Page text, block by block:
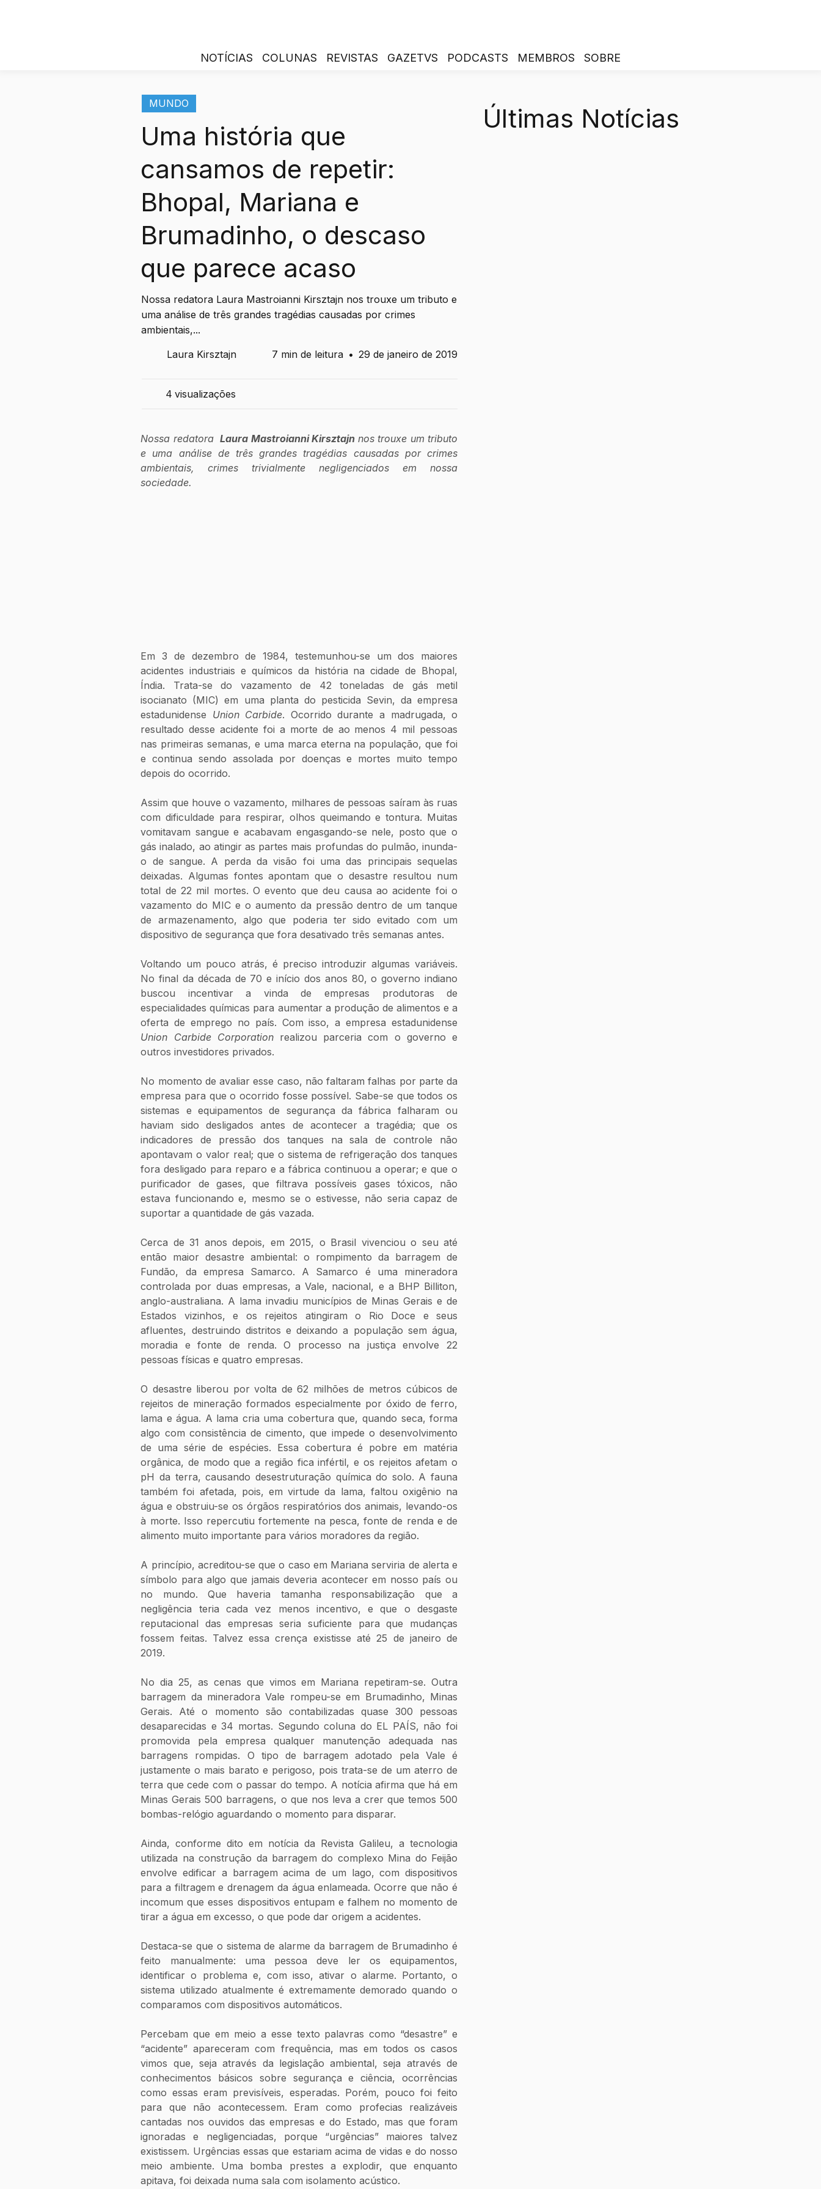
NOTÍCIAS COLUNAS REVISTAS GAZETVS PODCASTS MEMBROS SOBRE
MUNDO
Uma história que
cansamos de repetir:
Bhopal, Mariana e
Brumadinho, o descaso
que parece acaso
Nossa redatora Laura Mastroianni Kirsztajn nos trouxe um tributo e
uma análise de três grandes tragédias causadas por crimes
ambientais,...
Laura Kirsztajn
7 min de leitura • 29 de janeiro de 2019
4 visualizações
Nossa redatora Laura Mastroianni Kirsztajn nos trouxe um tributo
e uma análise de três grandes tragédias causadas por crimes
ambientais, crimes trivialmente negligenciados em nossa
sociedade.
Em 3 de dezembro de 1984, testemunhou-se um dos maiores
acidentes industriais e químicos da história na cidade de Bhopal,
Índia. Trata-se do vazamento de 42 toneladas de gás metil
isocianato (MIC) em uma planta do pesticida Sevin, da empresa
estadunidense Union Carbide. Ocorrido durante a madrugada, o
resultado desse acidente foi a morte de ao menos 4 mil pessoas
nas primeiras semanas, e uma marca eterna na população, que foi
e continua sendo assolada por doenças e mortes muito tempo
depois do ocorrido.
Assim que houve o vazamento, milhares de pessoas saíram às ruas
com dificuldade para respirar, olhos queimando e tontura. Muitas
vomitavam sangue e acabavam engasgando-se nele, posto que o
gás inalado, ao atingir as partes mais profundas do pulmão, inunda-
o de sangue. A perda da visão foi uma das principais sequelas
deixadas. Algumas fontes apontam que o desastre resultou num
total de 22 mil mortes. O evento que deu causa ao acidente foi o
vazamento do MIC e o aumento da pressão dentro de um tanque
de armazenamento, algo que poderia ter sido evitado com um
dispositivo de segurança que fora desativado três semanas antes.
Voltando um pouco atrás, é preciso introduzir algumas variáveis.
No final da década de 70 e início dos anos 80, o governo indiano
buscou incentivar a vinda de empresas produtoras de
especialidades químicas para aumentar a produção de alimentos e a
Union Carbide Corporation realizou parceria com o governo e
outros investidores privados.
No momento de avaliar esse caso, não faltaram falhas por parte da
empresa para que o ocorrido fosse possível. Sabe-se que todos os
sistemas e equipamentos de segurança da fábrica falharam ou
haviam sido desligados antes de acontecer a tragédia; que os
indicadores de pressão dos tanques na sala de controle não
apontavam o valor real; que o sistema de refrigeração dos tanques
fora desligado para reparo e a fábrica continuou a operar; e que o
purificador de gases, que filtrava possíveis gases tóxicos, não
estava funcionando e, mesmo se o estivesse, não seria capaz de
suportar a quantidade de gás vazada.
Cerca de 31 anos depois, em 2015, o Brasil vivenciou o seu até
então maior desastre ambiental: o rompimento da barragem de
Fundão, da empresa Samarco. A Samarco é uma mineradora
controlada por duas empresas, a Vale, nacional, e a BHP Billiton,
anglo-australiana. A lama invadiu municípios de Minas Gerais e de
Estados vizinhos, e os rejeitos atingiram o Rio Doce e seus
afluentes, destruindo distritos e deixando a população sem água,
moradia e fonte de renda. O processo na justiça envolve 22
pessoas físicas e quatro empresas.
O desastre liberou por volta de 62 milhões de metros cúbicos de
rejeitos de mineração formados especialmente por óxido de ferro,
lama e água. A lama cria uma cobertura que, quando seca, forma
algo com consistência de cimento, que impede o desenvolvimento
de uma série de espécies. Essa cobertura é pobre em matéria
orgânica, de modo que a região fica infértil, e os rejeitos afetam o
pH da terra, causando desestruturação química do solo. A fauna
também foi afetada, pois, em virtude da lama, faltou oxigênio na
água e obstruiu-se os órgãos respiratórios dos animais, levando-os
à morte. Isso repercutiu fortemente na pesca, fonte de renda e de
alimento muito importante para vários moradores da região.
A princípio, acreditou-se que o caso em Mariana serviria de alerta e
símbolo para algo que jamais deveria acontecer em nosso país ou
no mundo. Que haveria tamanha responsabilização que a
negligência teria cada vez menos incentivo, e que o desgaste
reputacional das empresas seria suficiente para que mudanças
fossem feitas. Talvez essa crença existisse até 25 de janeiro de
2019.
No dia 25, as cenas que vimos em Mariana repetiram-se. Outra
barragem da mineradora Vale rompeu-se em Brumadinho, Minas
Gerais. Até o momento são contabilizadas quase 300 pessoas
desaparecidas e 34 mortas. Segundo coluna do EL PAÍS, não foi
promovida pela empresa qualquer manutenção adequada nas
barragens rompidas. O tipo de barragem adotado pela Vale é
justamente o mais barato e perigoso, pois trata-se de um aterro de
terra que cede com o passar do tempo. A notícia afirma que há em
Minas Gerais 500 barragens, o que nos leva a crer que temos 500
bombas-relógio aguardando o momento para disparar.
Ainda, conforme dito em notícia da Revista Galileu, a tecnologia
utilizada na construção da barragem do complexo Mina do Feijão
envolve edificar a barragem acima de um lago, com dispositivos
para a filtragem e drenagem da água enlameada. Ocorre que não é
incomum que esses dispositivos entupam e falhem no momento de
tirar a água em excesso, o que pode dar origem a acidentes.
Destaca-se que o sistema de alarme da barragem de Brumadinho é
feito manualmente: uma pessoa deve ler os equipamentos,
identificar o problema e, com isso, ativar o alarme. Portanto, o
sistema utilizado atualmente é extremamente demorado quando o
comparamos com dispositivos automáticos.
Percebam que em meio a esse texto palavras como “desastre” e
“acidente” apareceram com frequência, mas em todos os casos
vimos que, seja através da legislação ambiental, seja através de
conhecimentos básicos sobre segurança e ciência, ocorrências
como essas eram previsíveis, esperadas. Porém, pouco foi feito
para que não acontecessem. Eram como profecias realizáveis
cantadas nos ouvidos das empresas e do Estado, mas que foram
ignoradas e negligenciadas, porque “urgências” maiores talvez
existissem. Urgências essas que estariam acima de vidas e do nosso
meio ambiente. Uma bomba prestes a explodir, que enquanto
apitava, foi deixada numa sala com isolamento acústico.
Últimas Notícias